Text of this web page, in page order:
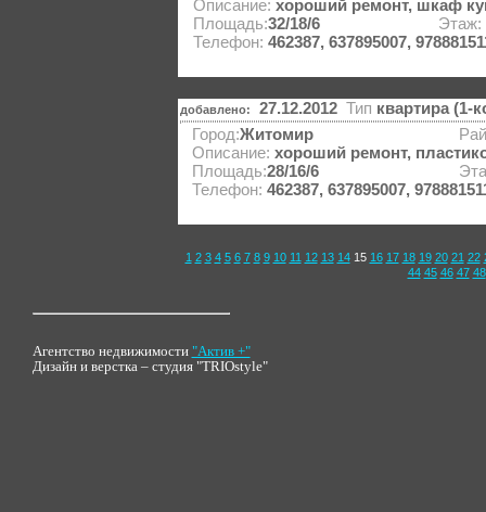
Описание: хороший ремонт, шкаф
Площадь:32/18/6
Этаж:
Телефон: 462387, 637895007,
добавлено: 27.12.2012 Тип квартира (1-
Город:Житомир
Описание: хороший ремонт,
Площадь:28/16/6
Телефон: 462387, 637895007,
1 2 3 4 5 6 7 8 9 10 11 12 13 1415 16 17 18 19 20 21 22
44 45 46 47 48
Агентство недвижимости "Актив +"
Дизайн и верстка – студия "TRIOstyle"